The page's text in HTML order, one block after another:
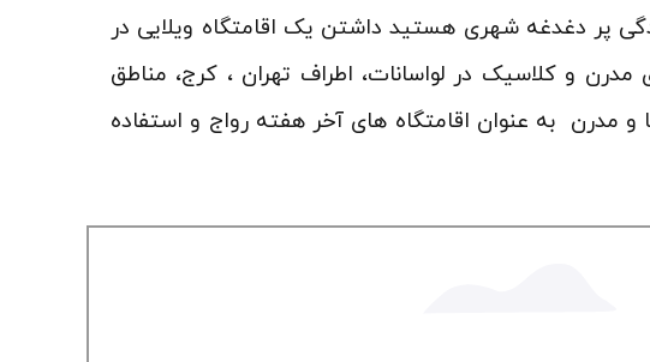
پر دغدغه شهری هستید داشتن یک اقامتگاه ویلایی در
مدرن و کلاسیک در لواسانات، اطراف تهران ، کرج، مناطق
و مدرن به عنوان اقامتگاه های آخر هفته رواج و استفاده